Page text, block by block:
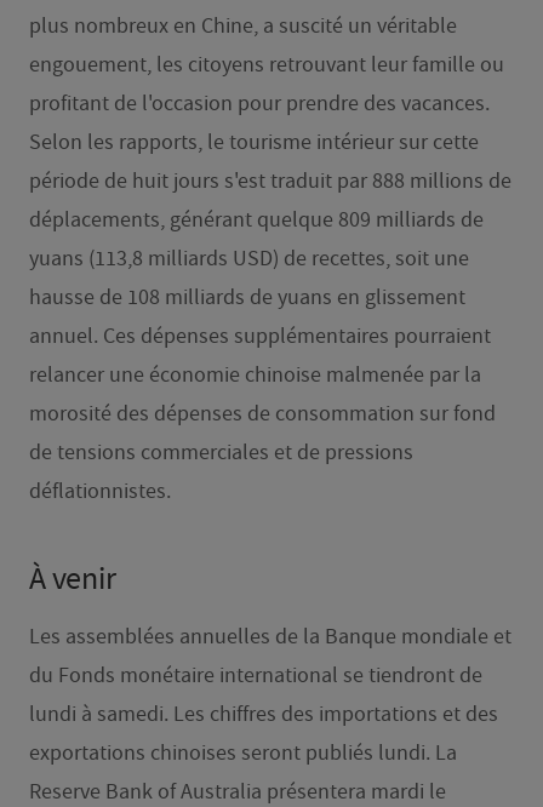
plus nombreux en Chine, a suscité un véritable
engouement, les citoyens retrouvant leur famille ou
profitant de l'occasion pour prendre des vacances.
Selon les rapports, le tourisme intérieur sur cette
période de huit jours s'est traduit par 888 millions de
déplacements, générant quelque 809 milliards de
yuans (113,8 milliards USD) de recettes, soit une
hausse de 108 milliards de yuans en glissement
annuel. Ces dépenses supplémentaires pourraient
relancer une économie chinoise malmenée par la
morosité des dépenses de consommation sur fond
de tensions commerciales et de pressions
déflationnistes.
À venir
Les assemblées annuelles de la Banque mondiale et
du Fonds monétaire international se tiendront de
lundi à samedi. Les chiffres des importations et des
exportations chinoises seront publiés lundi. La
Reserve Bank of Australia présentera mardi le